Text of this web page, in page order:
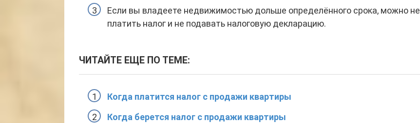
Если вы владеете недвижимостью дольше определённого срока, можно не
платить налог и не подавать налоговую декларацию.
ЧИТАЙТЕ ЕЩЕ ПО ТЕМЕ:
Когда платится налог с продажи квартиры
Когда берется налог с продажи квартиры